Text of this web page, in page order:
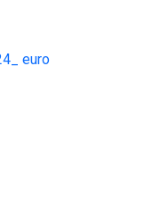
euro